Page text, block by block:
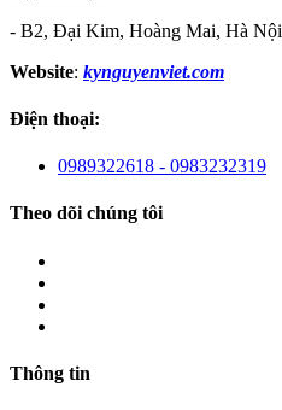
- B2, Đại Kim, Hoàng Mai, Hà Nội
Website: kynguyenviet.com
Điện thoại:
0989322618 - 0983232319
Theo dõi chúng tôi
Thông tin